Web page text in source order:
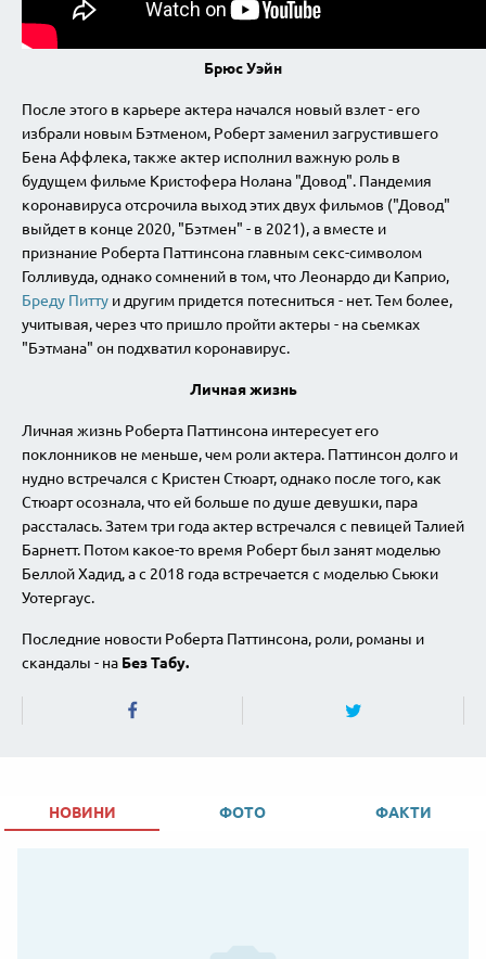
Брюс Уэйн
После этого в карьере актера начался новый взлет - его
избрали новым Бэтменом, Роберт заменил загрустившего
Бена Аффлека, также актер исполнил важную роль в
будущем фильме Кристофера Нолана "Довод". Пандемия
коронавируса отсрочила выход этих двух фильмов ("Довод"
выйдет в конце 2020, "Бэтмен" - в 2021), а вместе и
признание Роберта Паттинсона главным секс-символом
Голливуда, однако сомнений в том, что Леонардо ди Каприо,
Бреду Питту и другим придется потесниться - нет. Тем более,
учитывая, через что пришло пройти актеры - на сьемках
"Бэтмана" он подхватил коронавирус.
Личная жизнь
Личная жизнь Роберта Паттинсона интересует его
поклонников не меньше, чем роли актера. Паттинсон долго и
нудно встречался с Кристен Стюарт, однако после того, как
Стюарт осознала, что ей больше по душе девушки, пара
рассталась. Затем три года актер встречался с певицей Талией
Барнетт. Потом какое-то время Роберт был занят моделью
Беллой Хадид, а с 2018 года встречается с моделью Сьюки
Уотергаус.
Последние новости Роберта Паттинсона, роли, романы и
скандалы - на Без Табу.
НОВИНИ ФОТО ФАКТИ